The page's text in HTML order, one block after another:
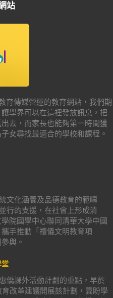
站
育傳媒營運的教育網站，我們期
學界可以在這裡發放訊息，把
去，而家長也能夠第一時間獲
女尋找最適合的學校和課程。
文化涵養及品德教育的範疇
行的支援，在社會上形成清
院國學中心聯同清華大學中國
手推動「禮儀文明教育項
與。
僑課外活動計劃的重點，早於
改革建議開展該計劃，冀盼學